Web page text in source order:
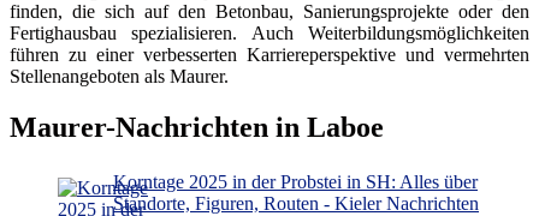
finden, die sich auf den Betonbau, Sanierungsprojekte oder den
Fertighausbau spezialisieren. Auch Weiterbildungsmöglichkeiten
führen zu einer verbesserten Karriereperspektive und vermehrten
Stellenangeboten als Maurer.
Maurer-Nachrichten in Laboe
Korntage 2025 in der Probstei in SH: Alles über
Standorte, Figuren, Routen - Kieler Nachrichten